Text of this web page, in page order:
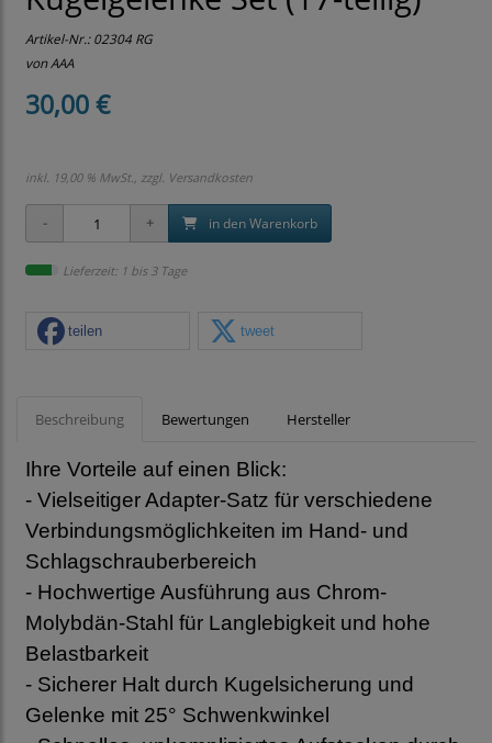
Artikel-Nr.:02304 RG
von AAA
30,00 €
inkl. 19,00 % MwSt., zzgl. Versandkosten
in den Warenkorb
Lieferzeit: 1 bis 3 Tage
teilen tweet
Beschreibung Bewertungen Hersteller
Ihre Vorteile auf einen Blick:
- Vielseitiger Adapter-Satz für verschiedene
Verbindungsmöglichkeiten im Hand- und
Schlagschrauberbereich
- Hochwertige Ausführung aus Chrom-
Molybdän-Stahl für Langlebigkeit und hohe
Belastbarkeit
- Sicherer Halt durch Kugelsicherung und
Gelenke mit 25° Schwenkwinkel